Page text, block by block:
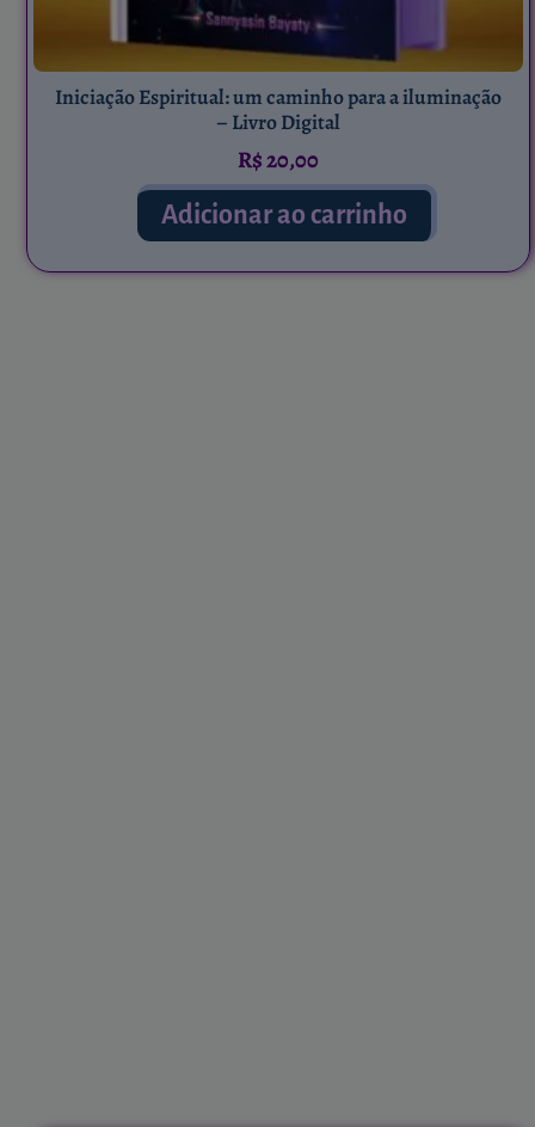
Iniciação Espiritual: um caminho para a iluminação
– Livro Digital
R$20,00
Adicionar ao carrinho